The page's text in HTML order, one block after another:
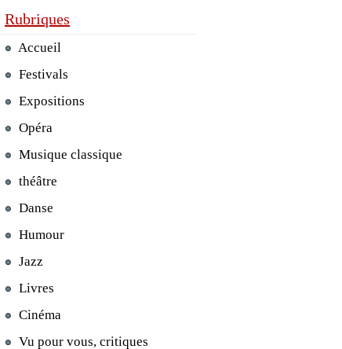
Rubriques
Accueil
Festivals
Expositions
Opéra
Musique classique
théâtre
Danse
Humour
Jazz
Livres
Cinéma
Vu pour vous, critiques